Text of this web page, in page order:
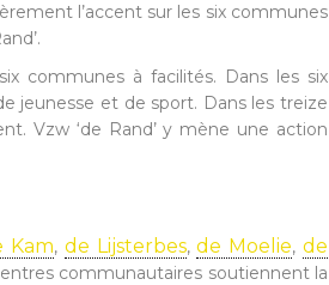
l’accent sur les six communes
communes à facilités. Dans les six
jeunesse et de sport. Dans les treize
Vzw ‘de Rand’ y mène une action
Kam, de Lijsterbes,de Moelie,de
communautaires soutiennent la